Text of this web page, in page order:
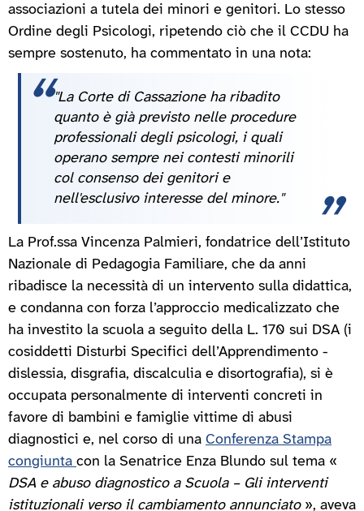
associazioni a tutela dei minori e genitori. Lo stesso
Ordine degli Psicologi, ripetendo ciò che il CCDU ha
sempre sostenuto, ha commentato in una nota:
"La Corte di Cassazione ha ribadito
quanto è già previsto nelle procedure
professionali degli psicologi, i quali
operano sempre nei contesti minorili
col consenso dei genitori e
nell'esclusivo interesse del minore."
La Prof.ssa Vincenza Palmieri, fondatrice dell’Istituto
Nazionale di Pedagogia Familiare, che da anni
ribadisce la necessità di un intervento sulla didattica,
e condanna con forza l’approccio medicalizzato che
ha investito la scuola a seguito della L. 170 sui DSA (i
cosiddetti Disturbi Specifici dell’Apprendimento -
dislessia, disgrafia, discalculia e disortografia), si è
occupata personalmente di interventi concreti in
favore di bambini e famiglie vittime di abusi
diagnostici e, nel corso di una Conferenza Stampa
congiunta con la Senatrice Enza Blundo sul tema «
DSA e abuso diagnostico a Scuola – Gli interventi
istituzionali verso il cambiamento annunciato », aveva